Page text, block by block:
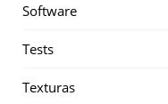
Software
Tests
Texturas